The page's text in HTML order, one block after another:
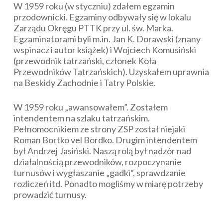
W 1959 roku (w styczniu) zdałem egzamin
przodownicki. Egzaminy odbywały się w lokalu
Zarządu Okręgu PTTK przy ul. św. Marka.
Egzaminatorami byli m.in. Jan K. Dorawski (znany
wspinacz i autor książek) i Wojciech Komusiński
(przewodnik tatrzański, członek Koła
Przewodników Tatrzańskich). Uzyskałem uprawnia
na Beskidy Zachodnie i Tatry Polskie.
W 1959 roku „awansowałem”. Zostałem
intendentem na szlaku tatrzańskim.
Pełnomocnikiem ze strony ZSP został niejaki
Roman Bortko vel Bordko. Drugim intendentem
był Andrzej Jasiński. Naszą rolą był nadzór nad
działalnością przewodników, rozpoczynanie
turnusów i wygłaszanie „gadki”, sprawdzanie
rozliczeń itd. Ponadto mogliśmy w miarę potrzeby
prowadzić turnusy.